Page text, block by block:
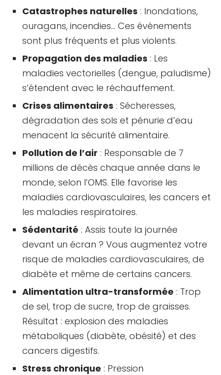
Catastrophes naturelles : Inondations,
ouragans, incendies… Ces événements
sont plus fréquents et plus violents.
Propagation des maladies : Les
maladies vectorielles (dengue, paludisme)
s’étendent avec le réchauffement.
Crises alimentaires : Sécheresses,
dégradation des sols et pénurie d’eau
menacent la sécurité alimentaire.
Pollution de l’air : Responsable de 7
millions de décès chaque année dans le
monde, selon l’OMS. Elle favorise les
maladies cardiovasculaires, les cancers et
les maladies respiratoires.
Sédentarité : Assis toute la journée
devant un écran ? Vous augmentez votre
risque de maladies cardiovasculaires, de
diabète et même de certains cancers.
Alimentation ultra-transformée : Trop
de sel, trop de sucre, trop de graisses.
Résultat : explosion des maladies
métaboliques (diabète, obésité) et des
cancers digestifs.
Stress chronique : Pression